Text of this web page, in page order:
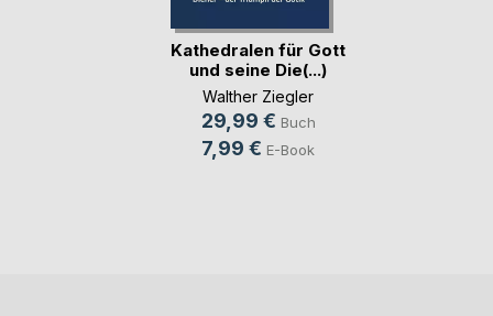
Kathedralen für Gott
und seine Die(...)
Walther Ziegler
29,99 € Buch
7,99 € E-Book